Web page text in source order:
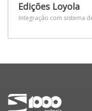
Loyola
com sistema de